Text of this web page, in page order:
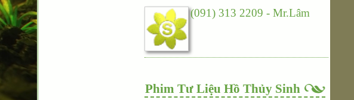
(091) 313 2209 - Mr.Lâm
Phim Tư Liệu Hồ Thủy Sinh